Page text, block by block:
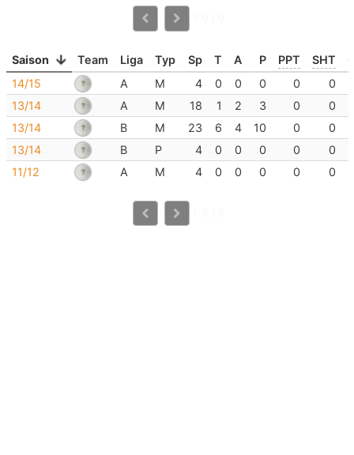
Saison Team Liga Typ Sp T A P PPT SHT
14/15
A M 4 0 0 0 0
0
13/14
A M 18 1 2 3 0
0
13/14
B M 23 6 4 10 0
0
13/14
B P 4 0 0 0 0
0
11/12
A M 4 0 0 0 0 0